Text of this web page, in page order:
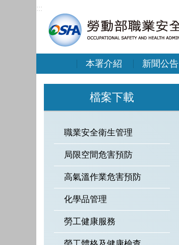
:::
本署介紹 新聞公告
檔案下載
職業安全衛生管理
局限空間危害預防
高氣溫作業危害預防
化學品管理
勞工健康服務